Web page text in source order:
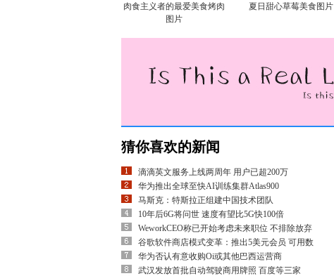
肉食主义者的最爱美食烤肉
图片
夏日甜心草莓美食图片
猜你喜欢的新闻
滴滴英文服务上线两周年 用户已超200万
华为推出全球至快AI训练集群Atlas900
马斯克：特斯拉正组建中国技术团队
10年后6G将问世 速度有望比5G快100倍
WeworkCEO称已开始考虑未来职位 不排除放弃
谷歌软件商店模式变革：推出5美元会员 可用数
华为否认有意收购Oi或其他巴西运营商
武汉发放首批自动驾驶商用牌照 百度等三家